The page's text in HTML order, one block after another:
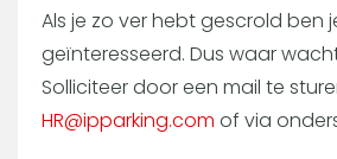
Als je zo ver hebt gescrold ben
geïnteresseerd. Dus waar
Solliciteer door een mail te
HR@ipparking.com of via